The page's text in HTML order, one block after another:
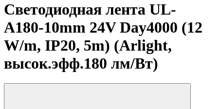
Светодиодная лента UL-
A180-10mm 24V Day4000 (12
W/m, IP20, 5m) (Arlight,
высок.эфф.180 лм/Вт)